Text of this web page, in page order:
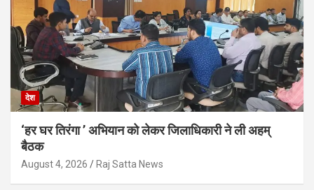
देश
‘हर घर तिरंगा ’ अभियान को लेकर जिलाधिकारी ने ली अहम्
बैठक
August 4, 2026 Raj Satta News